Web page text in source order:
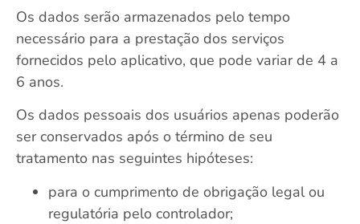
Os dados serão armazenados pelo tempo
necessário para a prestação dos serviços
fornecidos pelo aplicativo, que pode variar de 4 a
6 anos.
Os dados pessoais dos usuários apenas poderão
ser conservados após o término de seu
tratamento nas seguintes hipóteses:
para o cumprimento de obrigação legal ou
regulatória pelo controlador;